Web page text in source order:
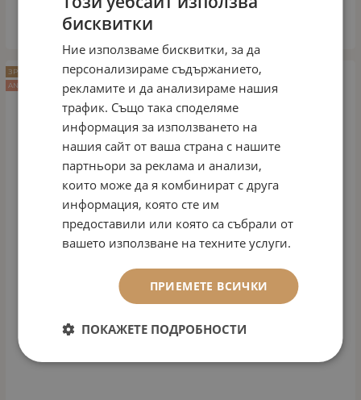
ЗРЯЛА КОЖА
ANTI AGE
бисквитки
Ние използваме бисквитки, за да
персонализираме съдържанието,
рекламите и да анализираме нашия
трафик. Също така споделяме
информация за използването на
нашия сайт от ваша страна с нашите
партньори за реклама и анализи,
които може да я комбинират с друга
информация, която сте им
предоставили или която са събрали от
вашето използване на техните услуги.
ПРИЕМЕТЕ ВСИЧКИ
ПОКАЖЕТЕ ПОДРОБНОСТИ